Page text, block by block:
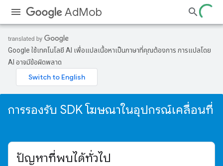
AdMob
Google ใช้เทคโนโลยี AI เพื่อแปลเนื้อหาเป็นภาษาที่คุณต้องการ การแปลโดย
AI อาจมีข้อผิดพลาด
การรองรับ SDK โฆษณาในอุปกรณ์เคลื่อนที่
ปัญหาที่พบได้ทั่วไป